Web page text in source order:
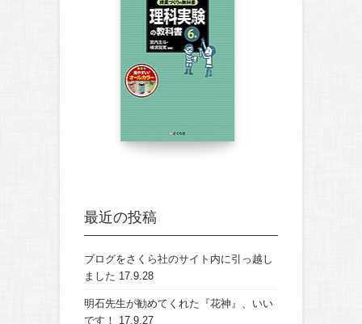
最近の投稿
ブログをさくら社のサイト内に引っ越し
ました 17.9.28
明石先生が勧めてくれた『花神』、いい
です！
17.9.27